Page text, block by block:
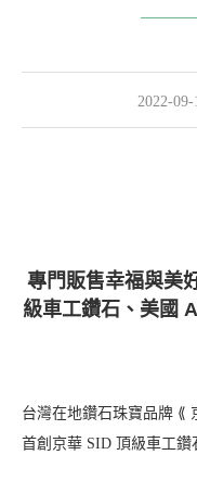
2022-09-
專門販售幸福與美
級車工鑽石、美國
台灣在地鑽石珠寶品牌 ⟪
首創京華 SID 頂級車工鑽